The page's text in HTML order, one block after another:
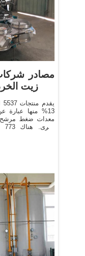
مصادر
زيت